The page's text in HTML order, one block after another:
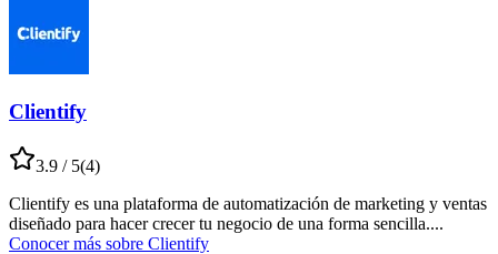
Clientify
3.9 / 5(4)
Clientify es una plataforma de automatización de marketing y ventas
diseñado para hacer crecer tu negocio de una forma sencilla....
Conocer más sobre Clientify